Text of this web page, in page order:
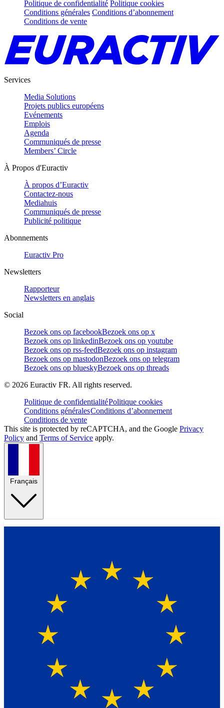
Politique de confidentialité Politique cookies
Conditions générales Conditions d’abonnement
Conditions de vente
Services
Media Solutions
Projets publics européens
Evénements
Emplois
Agenda
Communiqués de presse
Members’ Circle
À Propos d'Euractiv
À propos d’Euractiv
Contactez-nous
Mediahuis
Communiqués de presse
Publicité politique
Abonnements
Euractiv Pro
Newsletters
Rapporteur
Newsletters en anglais
Social
Bezoek ons op facebookBezoek ons op x
Bezoek ons op linkedinBezoek ons op youtube
Bezoek ons op rss-feedBezoek ons op instagram
Bezoek ons op mastodonBezoek ons op telegram
Bezoek ons op blueskyBezoek ons op threads
© 2026 Euractiv FR. All rights reserved.
Politique de confidentialitéPolitique cookies
Conditions généralesConditions d’abonnement
Conditions de vente
This site is protected by reCAPTCHA, and the Google Privacy
Policy and Terms of Service apply.
Français